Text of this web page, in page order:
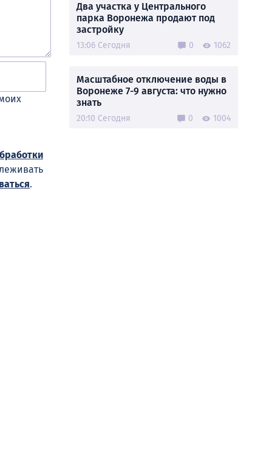
.
Два участка у Центрального
парка Воронежа продают под
застройку
13:06 Сегодня 0 1062
Масштабное отключение воды в
Воронеже 7-9 августа: что нужно
знать
20:10 Сегодня 0 1004